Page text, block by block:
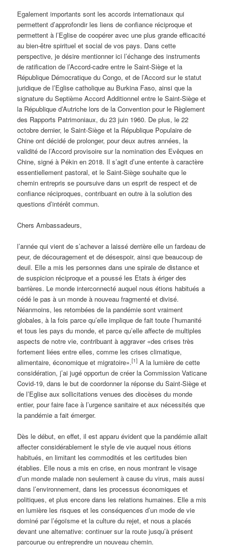
Egalement importants sont les accords internationaux qui
permettent d’approfondir les liens de confiance réciproque et
permettent à l’Eglise de coopérer avec une plus grande efficacité
au bien-être spirituel et social de vos pays. Dans cette
perspective, je désire mentionner ici l’échange des instruments
de ratification de l’Accord-cadre entre le Saint-Siège et la
République Démocratique du Congo, et de l’Accord sur le statut
juridique de l’Eglise catholique au Burkina Faso, ainsi que la
signature du Septième Accord Additionnel entre le Saint-Siège et
la République d’Autriche lors de la Convention pour le Règlement
des Rapports Patrimoniaux, du 23 juin 1960. De plus, le 22
octobre dernier, le Saint-Siège et la République Populaire de
Chine ont décidé de prolonger, pour deux autres années, la
validité de l’Accord provisoire sur la nomination des Evêques en
Chine, signé à Pékin en 2018. Il s’agit d’une entente à caractère
essentiellement pastoral, et le Saint-Siège souhaite que le
chemin entrepris se poursuive dans un esprit de respect et de
confiance réciproques, contribuant en outre à la solution des
questions d’intérêt commun.
Chers Ambassadeurs,
l’année qui vient de s’achever a laissé derrière elle un fardeau de
peur, de découragement et de désespoir, ainsi que beaucoup de
deuil. Elle a mis les personnes dans une spirale de distance et
de suspicion réciproque et a poussé les Etats à ériger des
barrières. Le monde interconnecté auquel nous étions habitués a
cédé le pas à un monde à nouveau fragmenté et divisé.
Néanmoins, les retombées de la pandémie sont vraiment
globales, à la fois parce qu’elle implique de fait toute l’humanité
et tous les pays du monde, et parce qu’elle affecte de multiples
aspects de notre vie, contribuant à aggraver «des crises très
fortement liées entre elles, comme les crises climatique,
alimentaire, économique et migratoire».[1] A la lumière de cette
considération, j’ai jugé opportun de créer la Commission Vaticane
Covid-19, dans le but de coordonner la réponse du Saint-Siège et
de l’Eglise aux sollicitations venues des diocèses du monde
entier, pour faire face à l’urgence sanitaire et aux nécessités que
la pandémie a fait émerger.
Dès le début, en effet, il est apparu évident que la pandémie allait
affecter considérablement le style de vie auquel nous étions
habitués, en limitant les commodités et les certitudes bien
établies. Elle nous a mis en crise, en nous montrant le visage
d’un monde malade non seulement à cause du virus, mais aussi
dans l’environnement, dans les processus économiques et
politiques, et plus encore dans les relations humaines. Elle a mis
en lumière les risques et les conséquences d’un mode de vie
dominé par l’égoïsme et la culture du rejet, et nous a placés
devant une alternative: continuer sur la route jusqu’à présent
parcourue ou entreprendre un nouveau chemin.